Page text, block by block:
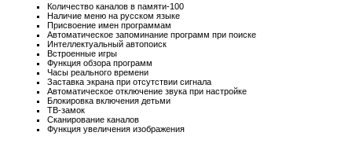
Количество каналов в памяти-100
Наличие меню на русском языке
Присвоение имен программам
Автоматическое запоминание программ при поиске
Интеллектуальный автопоиск
Встроенные игры
Функция обзора программ
Часы реального времени
Заставка экрана при отсутствии сигнала
Автоматическое отключение звука при настройке
Блокировка включения детьми
ТВ-замок
Сканирование каналов
Функция увеличения изображения